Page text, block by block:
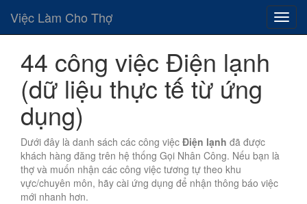
Việc Làm Cho Thợ
44 công việc Điện lạnh
(dữ liệu thực tế từ ứng
dụng)
Dưới đây là danh sách các công việc Điện lạnh đã được
khách hàng đăng trên hệ thống Gọi Nhân Công. Nếu bạn là
thợ và muốn nhận các công việc tương tự theo khu
vực/chuyên môn, hãy cài ứng dụng để nhận thông báo việc
mới nhanh hơn.